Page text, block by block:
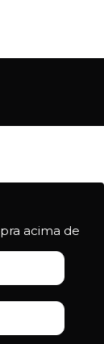
acima de